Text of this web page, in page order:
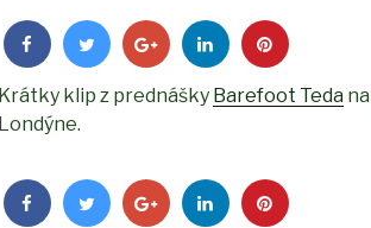
Krátky klip z prednášky Barefoot Teda na
Londýne.